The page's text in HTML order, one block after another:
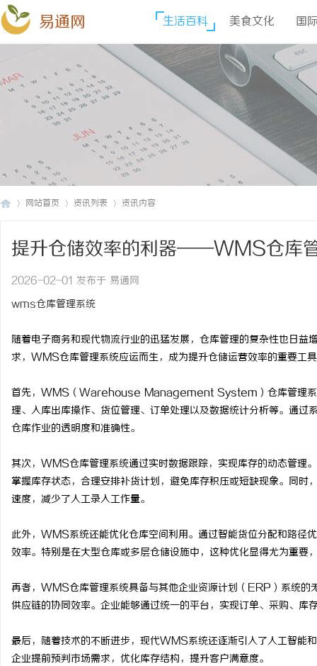
易通网 生活百科 美食文化 国
网站首页 资讯列表 资讯内容
提升仓储效率的利器——WMS仓库
2026-02-01 发布于 易通网
wms仓库管理系统
随着电子商务和现代物流行业的迅猛发展，仓库管理的复杂性也日
求，WMS仓库管理系统应运而生，成为提升仓储运营效率的重要工
首先，WMS（Warehouse Management System）仓库管理系
理、入库出库操作、货位管理、订单处理以及数据统计分析等。通
仓库作业的透明度和准确性。
其次，WMS仓库管理系统通过实时数据跟踪，实现库存的动态管理
掌握库存状态，合理安排补货计划，避免库存积压或短缺现象。同
速度，减少了人工录入工作量。
此外，WMS系统还能优化仓库空间利用。通过智能货位分配和路径
效率。特别是在大型仓库或多层仓储设施中，这种优化显得尤为重要
再者，WMS仓库管理系统具备与其他企业资源计划（ERP）系统的
供应链的协同效率。企业能够通过统一的平台，实现订单、采购、库
最后，随着技术的不断进步，现代WMS系统还逐渐引入了人工智能
企业提前预判市场需求，优化库存结构，提升客户满意度。
武汉配眼镜 上海配眼镜